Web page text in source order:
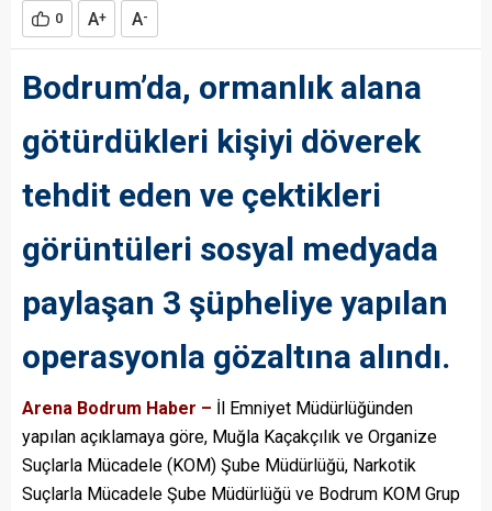
0 A+ A-
Bodrum’da, ormanlık alana
götürdükleri kişiyi döverek
tehdit eden ve çektikleri
görüntüleri sosyal medyada
paylaşan 3 şüpheliye yapılan
operasyonla gözaltına alındı.
Arena Bodrum Haber – İl Emniyet Müdürlüğünden
yapılan açıklamaya göre, Muğla Kaçakçılık ve Organize
Suçlarla Mücadele (KOM) Şube Müdürlüğü, Narkotik
Suçlarla Mücadele Şube Müdürlüğü ve Bodrum KOM Grup